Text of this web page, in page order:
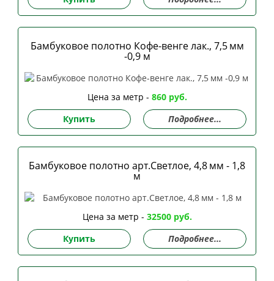
Бамбуковое полотно Кофе-венге лак., 7,5 мм
-0,9 м
Цена за метр - 860 руб.
Купить
Подробнее...
Бамбуковое полотно арт.Светлое, 4,8 мм - 1,8
м
Цена за метр - 32500 руб.
Купить
Подробнее...